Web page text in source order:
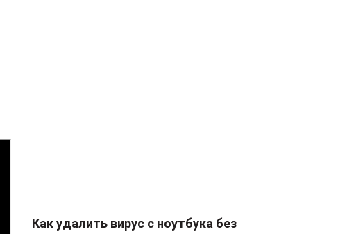
Как удалить вирус с ноутбука без